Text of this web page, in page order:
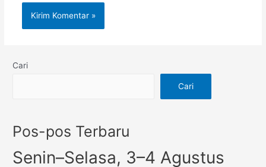
Cari
Cari
Pos-pos Terbaru
Senin–Selasa, 3–4 Agustus